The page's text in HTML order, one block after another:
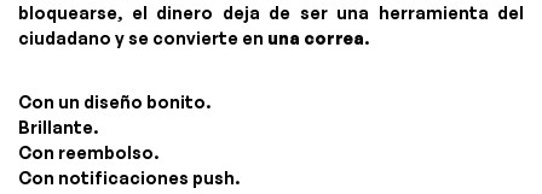
bloquearse, el dinero deja de ser una herramienta del
ciudadano y se convierte en una correa.
Con un diseño bonito.
Brillante.
Con reembolso.
Con notificaciones push.